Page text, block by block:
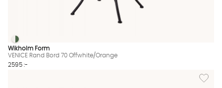
VENICE Rand Bord 70 Offwhite/Orange Finns även i dessa
VENICE Rand Bord 70 Offwhite/Orange
Wikholm Form
VENICE Rand Bord 70 Offwhite/Orange
2595 :-
Lägg